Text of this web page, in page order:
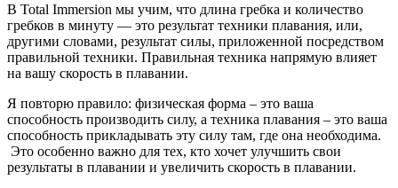
В Total Immersion мы учим, что длина гребка и количество
гребков в минуту — это результат техники плавания, или,
другими словами, результат силы, приложенной посредством
правильной техники. Правильная техника напрямую влияет
на вашу скорость в плавании.
Я повторю правило: физическая форма – это ваша
способность производить силу, а техника плавания – это ваша
способность прикладывать эту силу там, где она необходима.
Это особенно важно для тех, кто хочет улучшить свои
результаты в плавании и увеличить скорость в плавании.